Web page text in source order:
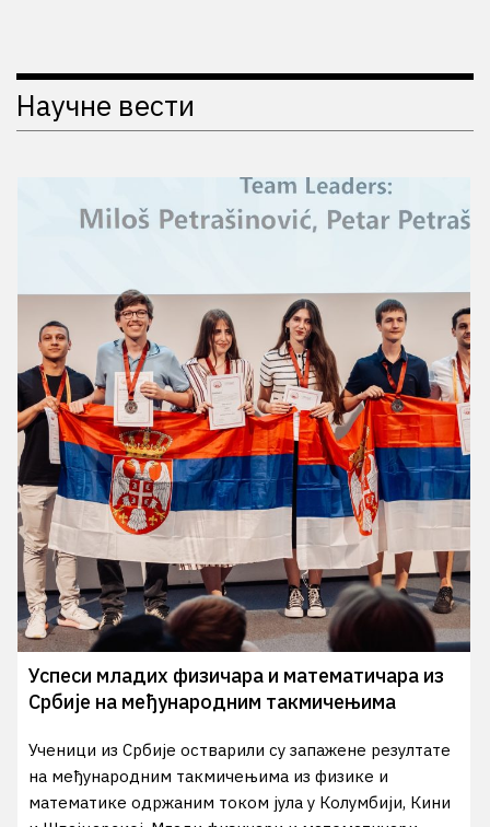
Научне вести
Успеси младих физичара и математичара из
Србије на међународним такмичењима
Ученици из Србије остварили су запажене резултате
на међународним такмичењима из физике и
математике одржаним током јула у Колумбији, Кини